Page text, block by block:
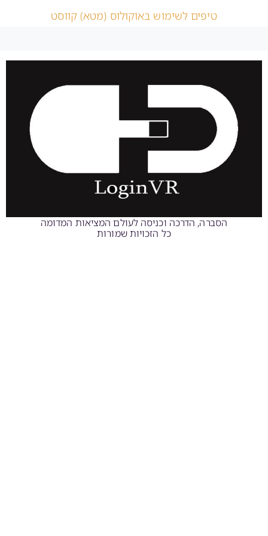
טיפים לשימוש באוקולוס (מטא) קווסט
הסברה, הדרכה וכניסה לעולם המציאות המדומה
כל הזכויות שמורות